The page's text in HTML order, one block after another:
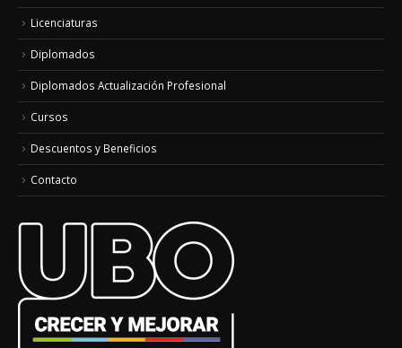
Licenciaturas
Diplomados
Diplomados Actualización Profesional
Cursos
Descuentos y Beneficios
Contacto